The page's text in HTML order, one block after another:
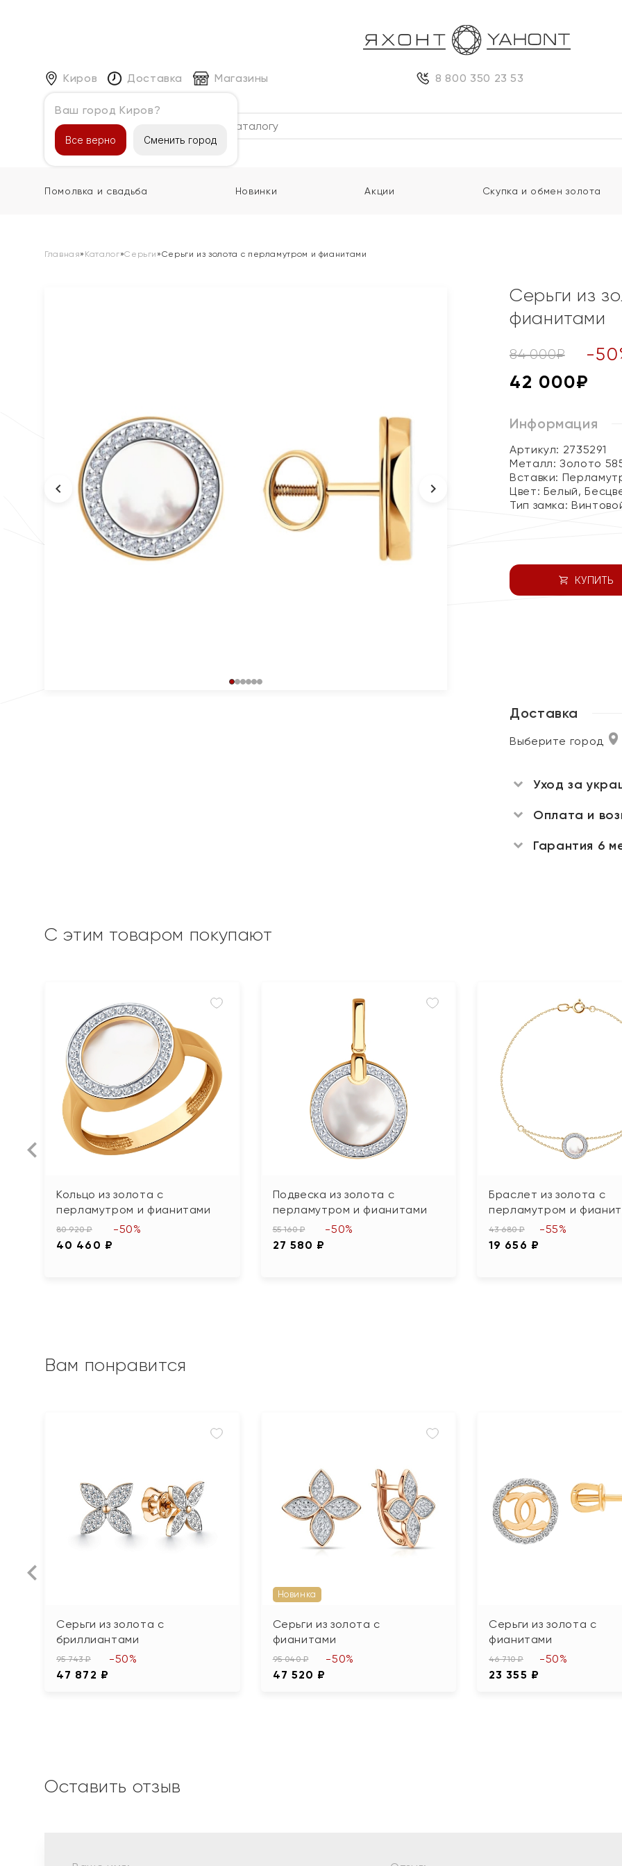
Киров
Ваш город Киров?
Все верно Сменить город
Доставка Магазины 8 800 350 23 53
Каталог
Помолвка и свадьба Новинки Акции Скупка и обмен золота
Главная» Каталог»Серьги »Серьги из золота с перламутром и фианитами
Серьги из
фианитами
84 000₽ -50
42 000₽
Информация
Артикул: 2735291
Металл:Золото
Вставки:
Цвет: Белый,
Тип замка:
КУПИТЬ
Доставка
Выберите город
Уход за
Оплата и
Гарантия 6
С этим товаром покупают
Кольцо из золота с
перламутром и фианитами
80 920 ₽
40 460 ₽
-50%
Подвеска из золота с
перламутром и фианитами
55 160 ₽
27 580 ₽
-50%
Браслет из золота с
перламутром и
43 680 ₽
19 656 ₽
-55%
Вам понравится
Серьги из золота с
бриллиантами
95 743 ₽
47 872 ₽
-50%
Новинка
Серьги из золота с
фианитами
95 040 ₽
47 520 ₽
-50%
Серьги из золота с
фианитами
46 710 ₽
23 355 ₽
-50%
Оставить отзыв